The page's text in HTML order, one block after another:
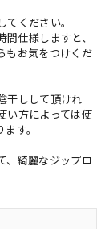
ください。
仕様しますと、
もお気をつけくだ
干しして頂けれ
い方によっては使
す。
、綺麗なジップロ